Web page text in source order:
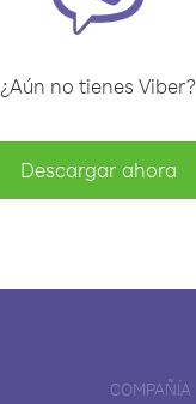
¿Aún no tienes Viber?
Descargar ahora
COMPAÑÍA